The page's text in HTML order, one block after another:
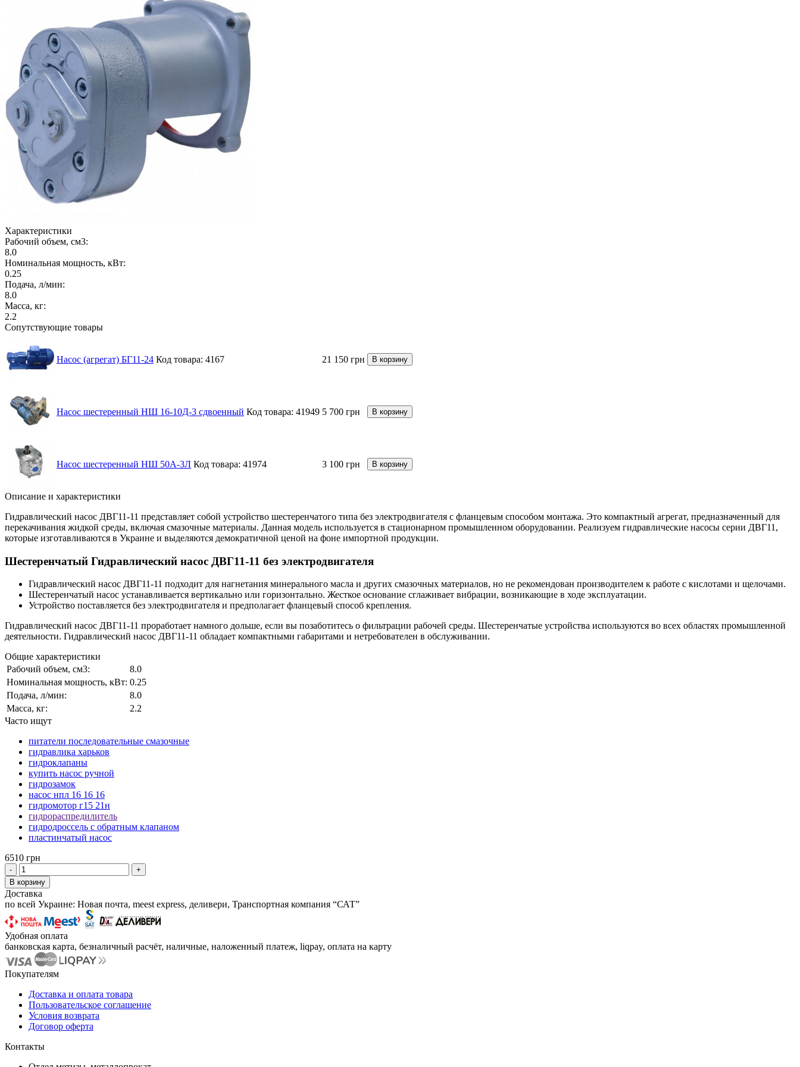
Характеристики
Рабочий объем, см3:
8.0
Номинальная мощность, кВт:
0.25
Подача, л/мин:
8.0
Масса, кг:
2.2
Сопутствующие товары
Насос (агрегат) БГ11-24 Код товара: 4167 21 150 грн В корзину
Насос шестеренный НШ 16-10Д-3 сдвоенный Код товара: 41949 5 700 грн В корзину
Насос шестеренный НШ 50А-3Л Код товара: 41974 3 100 грн В корзину
Описание и характеристики
Гидравлический насос ДВГ11-11 представляет собой устройство шестеренчатого типа без электродвигателя с фланцевым способом монтажа. Это компактный агрегат, предназначенный для
перекачивания жидкой среды, включая смазочные материалы. Данная модель используется в стационарном промышленном оборудовании. Реализуем гидравлические насосы серии ДВГ11,
которые изготавливаются в Украине и выделяются демократичной ценой на фоне импортной продукции.
Шестеренчатый Гидравлический насос ДВГ11-11 без электродвигателя
Гидравлический насос ДВГ11-11 подходит для нагнетания минерального масла и других смазочных материалов, но не рекомендован производителем к работе с кислотами и щелочами.
Шестеренчатый насос устанавливается вертикально или горизонтально. Жесткое основание сглаживает вибрации, возникающие в ходе эксплуатации.
Устройство поставляется без электродвигателя и предполагает фланцевый способ крепления.
Гидравлический насос ДВГ11-11 проработает намного дольше, если вы позаботитесь о фильтрации рабочей среды. Шестеренчатые устройства используются во всех областях промышленной
деятельности. Гидравлический насос ДВГ11-11 обладает компактными габаритами и нетребователен в обслуживании.
Общие характеристики
Рабочий объем, см3:
8.0
Номинальная мощность, кВт: 0.25
Подача, л/мин:
8.0
Масса, кг:
2.2
Часто ищут
питатели последовательные смазочные
гидравлика харьков
гидроклапаны
купить насос ручной
гидрозамок
насос нпл 16 16 16
гидромотор г15 21н
гидрораспредилитель
гидродроссель с обратным клапаном
пластинчатый насос
6510 грн
-
+
В корзину
Доставка
по всей Украине: Новая почта, meest express, деливери, Транспортная компания “САТ”
Удобная оплата
банковская карта, безналичный расчёт, наличные, наложенный платеж, liqpay, оплата на карту
Покупателям
Доставка и оплата товара
Пользовательское соглашение
Условия возврата
Договор оферта
Контакты